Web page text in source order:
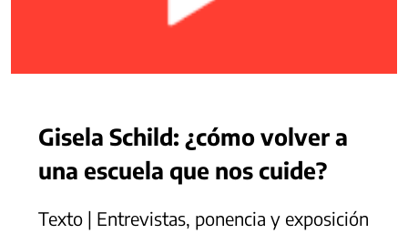
Gisela Schild: ¿cómo volver a
una escuela que nos cuide?
Texto | Entrevistas, ponencia y exposición